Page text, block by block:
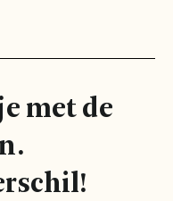
met de